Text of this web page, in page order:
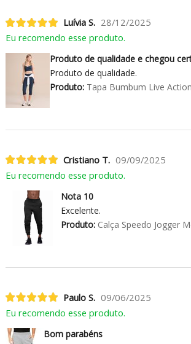
Luívia S. 28/12/2025
Eu recomendo esse produto.
Produto de qualidade e chegou
Produto de qualidade.
Produto:Tapa Bumbum Live
Cristiano T. 09/09/2025
Eu recomendo esse produto.
Nota 10
Excelente.
Produto:Calça Speedo Jogger
Paulo S. 09/06/2025
Eu recomendo esse produto.
Bom parabéns